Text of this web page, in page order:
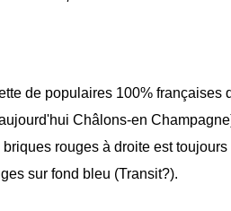
de populaires 100% françaises
Châlons-en
briques rouges à droite est
sur fond bleu (Transit?).